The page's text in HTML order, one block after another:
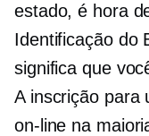
estado, é hora
Identificação do
significa que
A inscrição para
on-line na